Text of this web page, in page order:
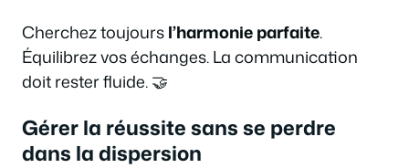
Cherchez toujoursl’harmonie parfaite.
Équilibrez vos échanges. La communication
doit rester fluide. 🤝
Gérer la réussite sans se perdre
dans la dispersion